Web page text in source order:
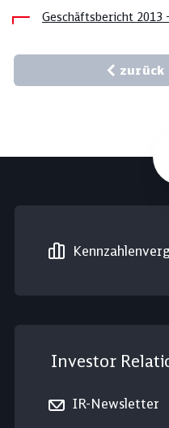
Geschäftsbericht 2013
zurück
Investor
IR-Newsletter